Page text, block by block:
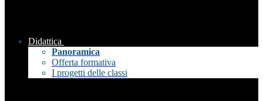
Didattica
Panoramica
Offerta formativa
I progetti delle classi